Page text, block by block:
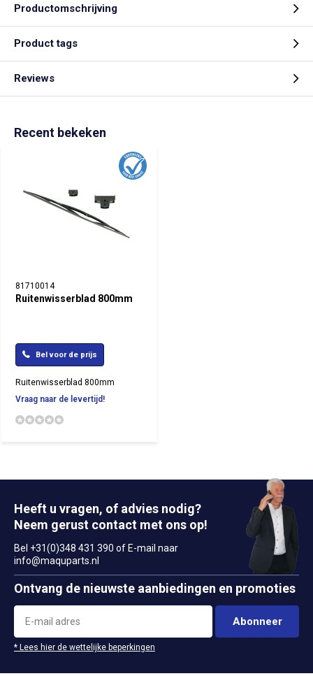
Productomschrijving
Product tags
Reviews
Recent bekeken
81710014
Ruitenwisserblad 800mm
Bel voor de prijs
Ruitenwisserblad 800mm
Vraag naar de levertijd!
Heeft u vragen, of advies nodig?
Neem gerust contact met ons op!
Bel +31(0)348 431 390 of E-mail naar
info@maquparts.nl
Ontvang de nieuwste aanbiedingen en promoties
Abonneer
* Lees hier de wettelijke beperkingen